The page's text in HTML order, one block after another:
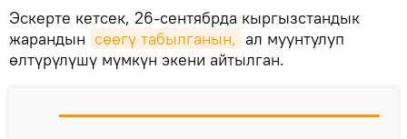
Эскерте кетсек, 26-сентябрда кыргызстандык
жарандын сөөгү табылганын, ал муунтулуп
өлтүрүлүшү мүмкүн экени айтылган.